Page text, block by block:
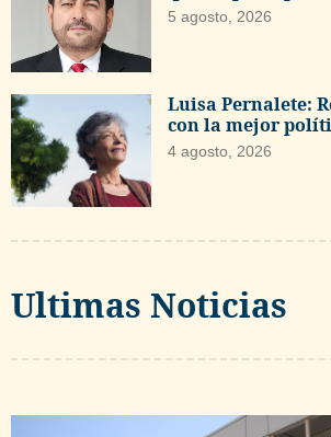
5 agosto, 2026
Luisa Pernalete:
con la mejor
4 agosto, 2026
Ultimas Noticias